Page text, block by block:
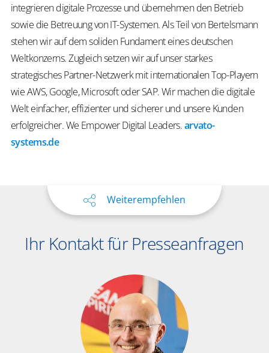
integrieren digitale Prozesse und übernehmen den Betrieb
sowie die Betreuung von IT-Systemen. Als Teil von Bertelsmann
stehen wir auf dem soliden Fundament eines deutschen
Weltkonzerns. Zugleich setzen wir auf unser starkes
strategisches Partner-Netzwerk mit internationalen Top-Playern
wie AWS, Google, Microsoft oder SAP. Wir machen die digitale
Welt einfacher, effizienter und sicherer und unsere Kunden
erfolgreicher.We EmpowerDigital Leaders.arvato-
systems.de
Weiterempfehlen
Ihr Kontakt für Presseanfragen